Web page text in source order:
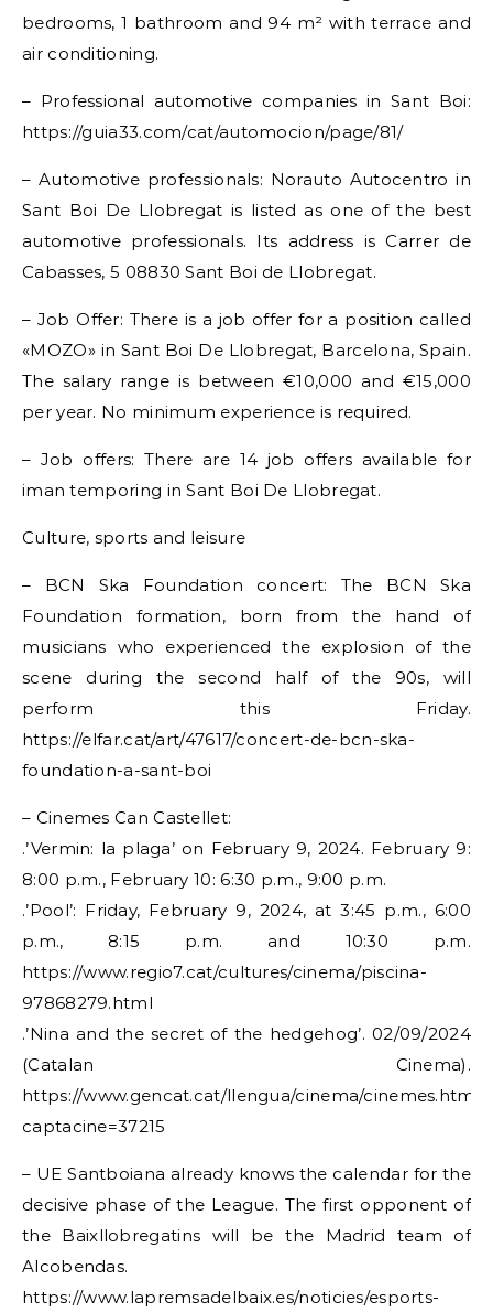
bedrooms, 1 bathroom and 94 m² with terrace and
air conditioning.
– Professional automotive companies in Sant Boi:
https://guia33.com/cat/automocion/page/81/
– Automotive professionals: Norauto Autocentro in
Sant Boi De Llobregat is listed as one of the best
automotive professionals. Its address is Carrer de
Cabasses, 5 08830 Sant Boi de Llobregat.
– Job Offer: There is a job offer for a position called
«MOZO» in Sant Boi De Llobregat, Barcelona, Spain.
The salary range is between €10,000 and €15,000
per year. No minimum experience is required.
– Job offers: There are 14 job offers available for
iman temporing in Sant Boi De Llobregat.
Culture, sports and leisure
– BCN Ska Foundation concert: The BCN Ska
Foundation formation, born from the hand of
musicians who experienced the explosion of the
scene during the second half of the 90s, will
perform this Friday.
https://elfar.cat/art/47617/concert-de-bcn-ska-
foundation-a-sant-boi
– Cinemes Can Castellet:
.’Vermin: la plaga’ on February 9, 2024. February 9:
8:00 p.m., February 10: 6:30 p.m., 9:00 p.m.
.’Pool’: Friday, February 9, 2024, at 3:45 p.m., 6:00
p.m., 8:15 p.m. and 10:30 p.m.
https://www.regio7.cat/cultures/cinema/piscina-
97868279.html
.’Nina and the secret of the hedgehog’. 02/09/2024
(Catalan Cinema).
https://www.gencat.cat/llengua/cinema/cinemes.html?
captacine=37215
– UE Santboiana already knows the calendar for the
decisive phase of the League. The first opponent of
the Baixllobregatins will be the Madrid team of
Alcobendas.
https://www.lapremsadelbaix.es/noticies/esports-